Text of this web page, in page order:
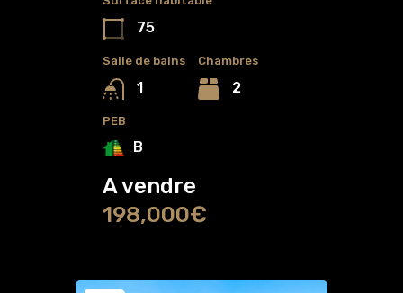
75
Salle de bains
1
Chambres
2
PEB
B
A vendre
198,000€